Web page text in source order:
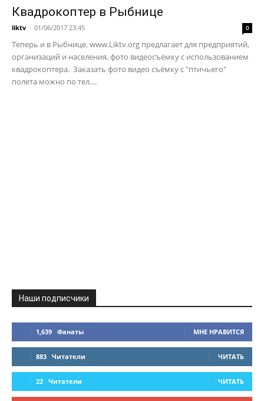
Квадрокоптер в Рыбнице
liktv - 01/06/2017 23:45 0
Теперь и в Рыбнице. www.Liktv.org предлагает для предприятий,
организаций и населения, фото видеосъёмку с использованием
квадрокоптера. Заказать фото видео съёмку с "птичьего"
полета можно по тел....
Наши подписчики
1,639 Фанаты МНЕ НРАВИТСЯ
883 Читатели ЧИТАТЬ
22 Читатели ЧИТАТЬ